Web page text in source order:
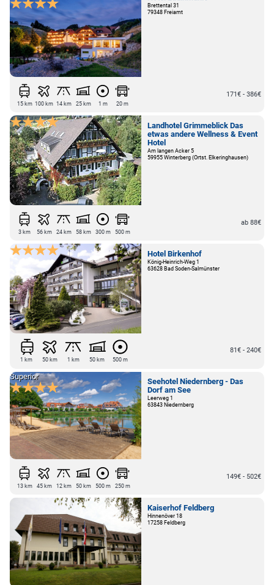
Brettental 31
79348 Freiamt
15 km 100 km 14 km 25 km 1 m 20 m
171€ - 386€
Landhotel Grimmeblick Das
etwas andere Wellness & Event
Hotel
Am langen Acker 5
59955 Winterberg (Ortst. Elkeringhausen)
3 km 56 km 24 km 58 km 300 m 500 m
ab 88€
Hotel Birkenhof
König-Heinrich-Weg 1
63628 Bad Soden-Salmünster
1 km 50 km 1 km 50 km 500 m
81€ - 240€
Seehotel Niedernberg - Das
Dorf am See
Leerweg 1
63843 Niedernberg
Superior
13 km 45 km 12 km 50 km 500 m 250 m
149€ - 502€
Kaiserhof Feldberg
Hinnenöver 18
17258 Feldberg